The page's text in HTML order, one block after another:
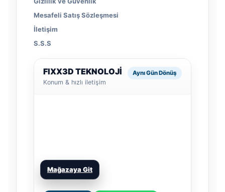
Mesafeli Satış Sözleşmesi
İletişim
S.S.S
FIXX3D TEKNOLOJİ
Konum & hızlı iletişim
Aynı Gün Dönüş
Mağazaya Git